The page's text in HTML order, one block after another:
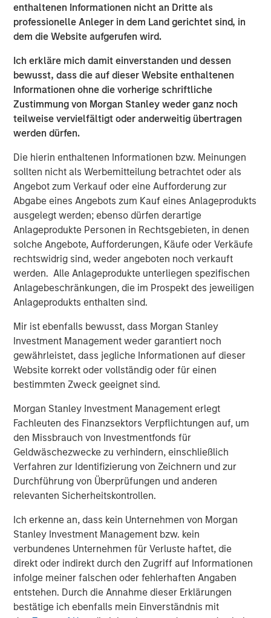
enthaltenen Informationen nicht an Dritte als
professionelle Anleger in dem Land gerichtet sind, in
dem die Website aufgerufen wird.
Ich erkläre mich damit einverstanden und dessen
bewusst, dass die auf dieser Website enthaltenen
Informationen ohne die vorherige schriftliche
Zustimmung von Morgan Stanley weder ganz noch
teilweise vervielfältigt oder anderweitig übertragen
werden dürfen.
Die hierin enthaltenen Informationen bzw. Meinungen
sollten nicht als Werbemitteilung betrachtet oder als
Angebot zum Verkauf oder eine Aufforderung zur
Abgabe eines Angebots zum Kauf eines Anlageprodukts
ausgelegt werden; ebenso dürfen derartige
Anlageprodukte Personen in Rechtsgebieten, in denen
solche Angebote, Aufforderungen, Käufe oder Verkäufe
rechtswidrig sind, weder angeboten noch verkauft
werden. Alle Anlageprodukte unterliegen spezifischen
Anlagebeschränkungen, die im Prospekt des jeweiligen
Anlageprodukts enthalten sind.
Mir ist ebenfalls bewusst, dass Morgan Stanley
Investment Management weder garantiert noch
gewährleistet, dass jegliche Informationen auf dieser
Website korrekt oder vollständig oder für einen
bestimmten Zweck geeignet sind.
Morgan Stanley Investment Management erlegt
Fachleuten des Finanzsektors Verpflichtungen auf, um
den Missbrauch von Investmentfonds für
Geldwäschezwecke zu verhindern, einschließlich
Verfahren zur Identifizierung von Zeichnern und zur
Durchführung von Überprüfungen und anderen
relevanten Sicherheitskontrollen.
Ich erkenne an, dass kein Unternehmen von Morgan
Stanley Investment Management bzw. kein
verbundenes Unternehmen für Verluste haftet, die
direkt oder indirekt durch den Zugriff auf Informationen
infolge meiner falschen oder fehlerhaften Angaben
entstehen. Durch die Annahme dieser Erklärungen
bestätige ich ebenfalls mein Einverständnis mit
future success.”
The company's thoughtful sourcing strategies, which
include grass-fed steak, cage-free chicken, sustainable
seafood, and the use of organic ingredients, are part of a
fundamental philosophy to invest in food quality across
its entire menu. Every menu item is prepared from-
scratch daily at each of the company's 17 locations
serving San Diego County, Orange County, the greater Los
Angeles area, and Northern California.
“We’re the best of both worlds,” continued Nadhir.
“Whether you are looking to relax with friends and enjoy
great food and wine in our dining rooms or you need a
quick meal to go, we’ve got you covered.”
Urban Plates’ menu of real meals made-from-scratch is
great for dine-in, take out, lunch, dinner, weekdays, and
weekends. The brand uniquely fills the need for
craveable, wholesome food made from quality
ingredients that won’t break the bank. Because all items
are made-from-scratch, Urban Plates excels at helping
individuals to manage dietary preferences and
restrictions. Pricing is very accessible, with 13 items on
the current menu offering a price point of $13 or less. In
2021, Urban Plates also introducedPlate Pass, the
restaurant industry’s first membership-based food
subscription program. For $5 a month, members of the
everyone on their entire check (for up to 15 entrees)
including desserts, beverages, wine and craft beer, and
add-ons including extra protein or sides.
"Urban Plates is a unique and differentiated fast casual
concept, providing consumers with incredible quality for
value,” stated Nick Nocito, Executive Director of Morgan
the team to help them execute the next chapter of growth
and expansion.”
North Point Mergers and Acquisitions served as the
exclusive financial advisor to Urban Plates in connection
with the transaction.